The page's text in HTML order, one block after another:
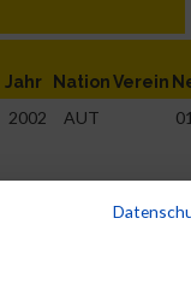
Jahr NationVerein
2002 AUT